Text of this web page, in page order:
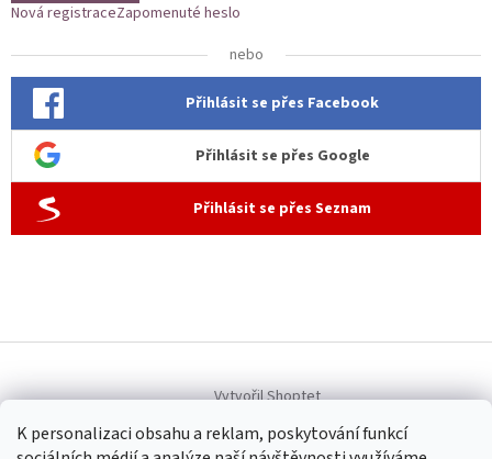
K personalizaci obsahu a reklam, poskytování funkcí
Nová registraceZapomenuté heslo
nebo
Přihlásit se přes Facebook
Přihlásit se přes Google
Přihlásit se přes Seznam
Vytvořil Shoptet